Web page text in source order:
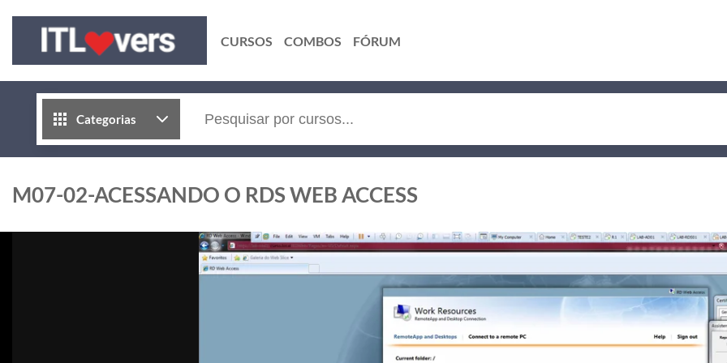
CURSOS COMBOS FÓRUM
Categorias
M07-02-ACESSANDO O RDS WEB ACCESS